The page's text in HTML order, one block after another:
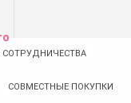
СОТРУДНИЧЕСТВА
СОВМЕСТНЫЕ ПОКУПКИ